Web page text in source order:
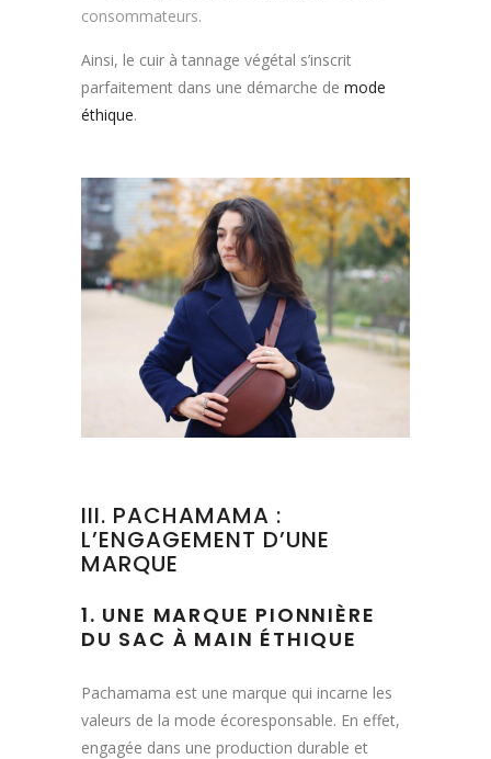
consommateurs.
Ainsi, le cuir à tannage végétal s’inscrit
parfaitement dans une démarche de mode
éthique.
III. PACHAMAMA :
L’ENGAGEMENT D’UNE
MARQUE
1. UNE MARQUE PIONNIÈRE
DU SAC À MAIN ÉTHIQUE
Pachamama est une marque qui incarne les
valeurs de la mode écoresponsable. En effet,
engagée dans une production durable et